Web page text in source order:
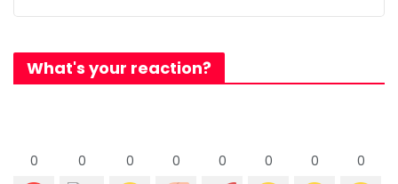
What's your reaction?
0 0 0 0 0 0 0 0